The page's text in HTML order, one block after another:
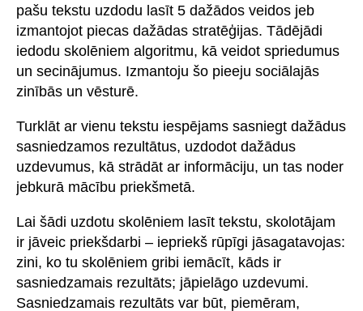
pašu tekstu uzdodu lasīt 5 dažādos veidos jeb
izmantojot piecas dažādas stratēģijas. Tādējādi
iedodu skolēniem algoritmu, kā veidot spriedumus
un secinājumus. Izmantoju šo pieeju sociālajās
zinībās un vēsturē.
Turklāt ar vienu tekstu iespējams sasniegt dažādus
sasniedzamos rezultātus, uzdodot dažādus
uzdevumus, kā strādāt ar informāciju, un tas noder
jebkurā mācību priekšmetā.
Lai šādi uzdotu skolēniem lasīt tekstu, skolotājam
ir jāveic priekšdarbi – iepriekš rūpīgi jāsagatavojas:
zini, ko tu skolēniem gribi iemācīt, kāds ir
sasniedzamais rezultāts; jāpielāgo uzdevumi.
Sasniedzamais rezultāts var būt, piemēram,